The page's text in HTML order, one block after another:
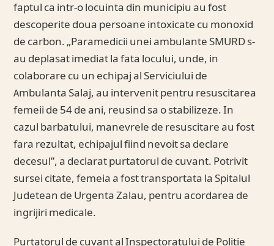
faptul ca intr-o locuinta din municipiu au fost
descoperite doua persoane intoxicate cu monoxid
de carbon. „Paramedicii unei ambulante SMURD s-
au deplasat imediat la fata locului, unde, in
colaborare cu un echipaj al Serviciului de
Ambulanta Salaj, au intervenit pentru resuscitarea
femeii de 54 de ani, reusind sa o stabilizeze. In
cazul barbatului, manevrele de resuscitare au fost
fara rezultat, echipajul fiind nevoit sa declare
decesul”, a declarat purtatorul de cuvant. Potrivit
sursei citate, femeia a fost transportata la Spitalul
Judetean de Urgenta Zalau, pentru acordarea de
ingrijiri medicale.
Purtatorul de cuvant al Inspectoratului de Politie